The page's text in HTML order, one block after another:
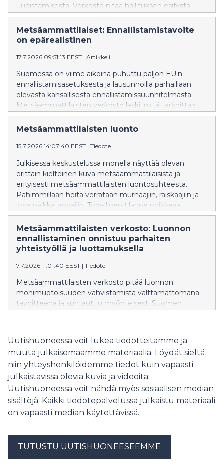
uudistamisesta. Verkosto pitää hallituksen esitystä
pääosin onnistuneena, mutta katsoo, että
lakiuudistuksessa on samalla vahvistettava
metsänomistajien ja metsäammattilaisten
Metsäammattilaisten mukaan suomalaiset metsät
ovat ilmaston, luonnon ja hyvinvoinnin ratkaisu – mutta
vain silloin, kun niitä voidaan hoitaa pitkäjänteisesti
tutkimukseen perustuen ja omaisuudensuojaa
kunnioittaen.
Metsäammattilaiset: Ennallistamistavoite
on epärealistinen
17.7.2026 09:51:13 EEST | Artikkeli
Suomessa on viime aikoina puhuttu paljon EU:n
ennallistamisasetuksesta ja lausunnoilla parhaillaan
olevasta kansallisesta ennallistamissuunnitelmasta.
Metsäammattilaisten verkosto laski, mitä tarkoittaisi,
että kolmasosa Suomesta voitaisiin ennallistaa vuoden
2030 loppuun mennessä. Laskelma paljastaa
mahdottomuuden.
Metsäammattilaisten luonto
15.7.2026 14:07:40 EEST | Tiedote
Julkisessa keskustelussa monella näyttää olevan
erittäin kielteinen kuva metsäammattilaisista ja
erityisesti metsäammattilaisten luontosuhteesta.
Pahimmillaan heitä verrataan murhaajiin, raiskaajiin ja
jopa palkkatappajiin. Todellinen tilanne poikkeaa
tutkitusti vahvasti näistä näkemyksistä.
Metsäammattilaisille luonto on syy hakeutua alalle ja
luontoa vaalitaan talousmetsissä tunteella ja osana
identiteettiä.
Metsäammattilaisten verkosto: Luonnon
ennallistaminen onnistuu parhaiten
yhteistyöllä ja luottamuksella
7.7.2026 11:01:40 EEST | Tiedote
Metsäammattilaisten verkosto pitää luonnon
monimuotoisuuden vahvistamista välttämättömänä
tavoitteena ja suhtautuu myönteisesti Suomen
metsätalousministeriölle antaman lausunnon mukaan
Suomella on erinomaiset mahdollisuudet onnistua
ennallistamisessa, kun ratkaisut perustuvat
tutkimukseen, yhteistyöhön ja maanomistajien
luottamukseen.
Uutishuoneessa voit lukea tiedotteitamme ja
muuta julkaisemaamme materiaalia. Löydät sieltä
niin yhteyshenkilöidemme tiedot kuin vapaasti
julkaistavissa olevia kuvia ja videoita.
Uutishuoneessa voit nähdä myös sosiaalisen median
sisältöjä. Kaikki tiedotepalvelussa julkaistu materiaali
on vapaasti median käytettävissä.
TUTUSTU UUTISHUONEESEEMME